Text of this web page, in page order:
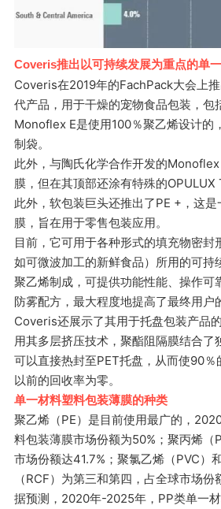
Coveris推出以可持续发展为重点的单
Coveris在2019年的FachPack大会上
代产品，用于干燥的宠物食品包装，包
Monoflex E是使用100％聚乙烯设计的
制袋。
此外，与陶氏化学合作开发的
膜，但在其顶部还涂有特殊的OPULUX
此外，软包装巨头还推出了PE +，这
膜，旨在用于零售包装应用。
目前，它可用于各种形式的填充物密封
如可微波加工的新鲜食品）所用的可持
聚乙烯制成，可提供功能性能、操作可
防雾配方，最大程度地提高了最终用户
Coveris还展示了其用于托盘包装产品
用其多层挤压技术，聚酯阻隔膜结合了
可以直接热封至PET托盘，从而使90
以前的回收率为零。
单一材料塑料包装薄膜的种类
聚乙烯（PE）是目前使用最广的，
料包装薄膜市场份额为50%； 聚丙烯（
市场份额达41.7%； 聚氯乙烯（PVC）
（RCF）为第三和第四，占全球市场份
据预测，2020年-2025年，PP类单一